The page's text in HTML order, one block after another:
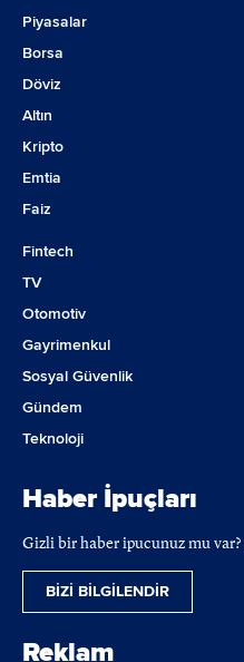
Piyasalar
Borsa
Döviz
Altın
Kripto
Emtia
Faiz
Fintech
TV
Otomotiv
Gayrimenkul
Sosyal Güvenlik
Gündem
Teknoloji
Haber İpuçları
Gizli bir haber ipucunuz mu
BİZİ BİLGİLENDİR
Reklam